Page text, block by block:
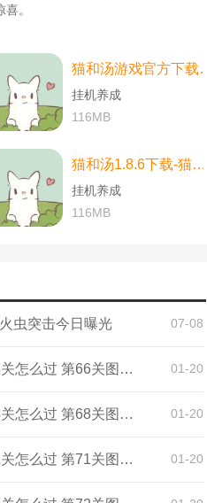
。
猫和汤游戏官方下载-猫和汤游戏官方最新版（cats and soup） v2.2.0
挂机养成
116MB
猫和汤1.8.6下载-猫和汤1.8.6最新版本官方版(Cats&Soup) v2.2.0
挂机养成
116MB
虫突击今日曝光 07-08
召唤与合成解谜第66关怎么过 第66关图文通关攻略 01-20
召唤与合成解谜第68关怎么过 第68关图文通关攻略 01-20
召唤与合成解谜第71关怎么过 第71关图文通关攻略 01-20